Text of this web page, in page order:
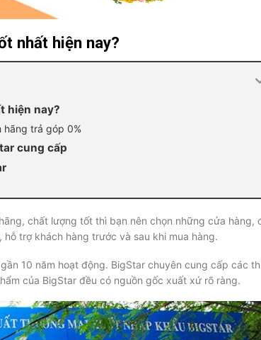
nhất hiện nay?
hiện nay?
hãng trả góp 0%
cung cấp
chất lượng tốt thì bạn nên chọn những cửa hàng,
trợ khách hàng trước và sau khi mua hàng.
10 năm hoạt động. BigStar chuyên cung cấp các
của BigStar đều có nguồn gốc xuất xứ rõ ràng.